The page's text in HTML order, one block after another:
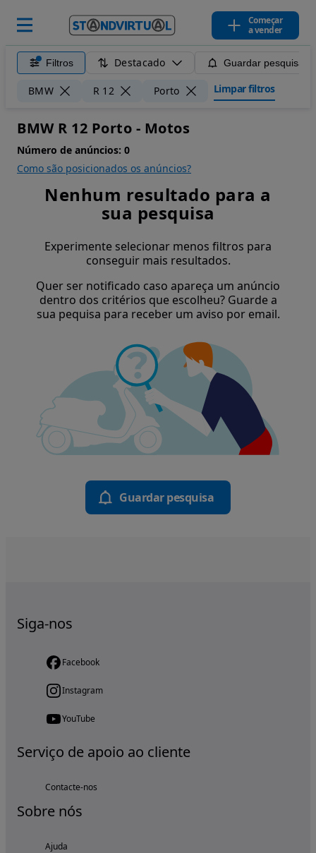
Começar
a vender
Filtros Destacado Guardar pesquisa
BMW R 12 Porto Limpar filtros
BMW R 12 Porto - Motos
Número de anúncios: 0
Como são posicionados os anúncios?
Nenhum resultado para a
sua pesquisa
Experimente selecionar menos filtros para
conseguir mais resultados.
Quer ser notificado caso apareça um anúncio
dentro dos critérios que escolheu? Guarde a
sua pequisa para receber um aviso por email.
Guardar pesquisa
Siga-nos
Facebook
Instagram
YouTube
Serviço de apoio ao cliente
Contacte-nos
Sobre nós
Ajuda